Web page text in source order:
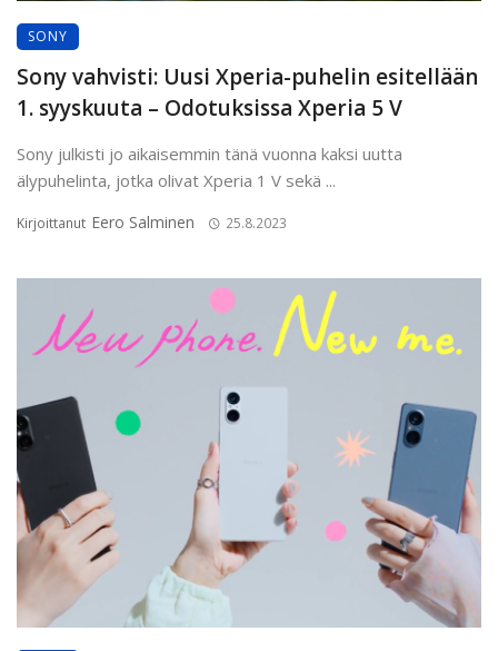
SONY
Sony vahvisti: Uusi Xperia-puhelin esitellään
1. syyskuuta – Odotuksissa Xperia 5 V
Sony julkisti jo aikaisemmin tänä vuonna kaksi uutta
älypuhelinta, jotka olivat Xperia 1 V sekä ...
Kirjoittanut Eero Salminen 25.8.2023